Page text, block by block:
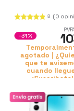
8 (0
PVR
-31%
agotado |
que te
cuando
¡Suscríbete!